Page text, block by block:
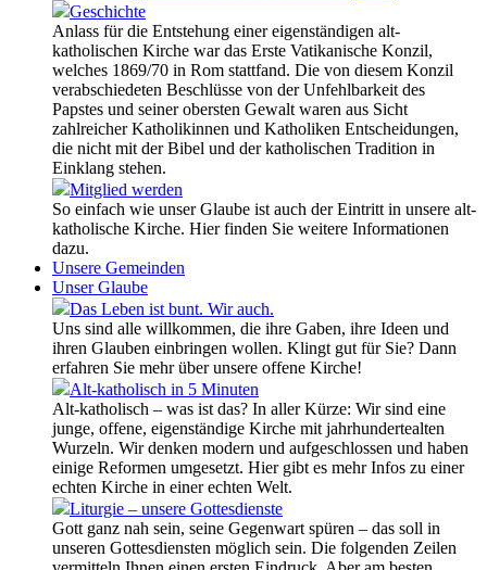
Geschichte
Anlass für die Entstehung einer eigenständigen alt-
katholischen Kirche war das Erste Vatikanische Konzil,
welches 1869/70 in Rom stattfand. Die von diesem Konzil
verabschiedeten Beschlüsse von der Unfehlbarkeit des
Papstes und seiner obersten Gewalt waren aus Sicht
zahlreicher Katholikinnen und Katholiken Entscheidungen,
die nicht mit der Bibel und der katholischen Tradition in
Einklang stehen.
Mitglied werden
So einfach wie unser Glaube ist auch der Eintritt in unsere alt-
katholische Kirche. Hier finden Sie weitere Informationen
dazu.
Unsere Gemeinden
Unser Glaube
Das Leben ist bunt. Wir auch.
Uns sind alle willkommen, die ihre Gaben, ihre Ideen und
ihren Glauben einbringen wollen. Klingt gut für Sie? Dann
erfahren Sie mehr über unsere offene Kirche!
Alt-katholisch in 5 Minuten
Alt-katholisch – was ist das? In aller Kürze: Wir sind eine
junge, offene, eigenständige Kirche mit jahrhundertealten
Wurzeln. Wir denken modern und aufgeschlossen und haben
einige Reformen umgesetzt. Hier gibt es mehr Infos zu einer
echten Kirche in einer echten Welt.
Liturgie – unsere Gottesdienste
Gott ganz nah sein, seine Gegenwart spüren – das soll in
unseren Gottesdiensten möglich sein. Die folgenden Zeilen